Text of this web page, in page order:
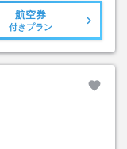
航空券
付きプラン